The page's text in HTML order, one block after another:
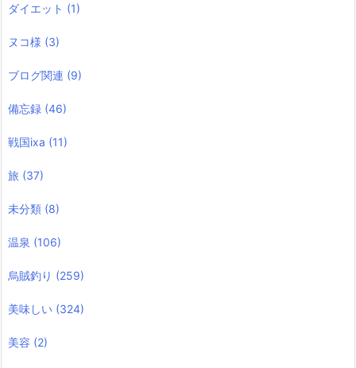
ダイエット (1)
ヌコ様 (3)
ブログ関連 (9)
備忘録 (46)
戦国ixa (11)
旅 (37)
未分類 (8)
温泉 (106)
烏賊釣り (259)
美味しい (324)
美容 (2)